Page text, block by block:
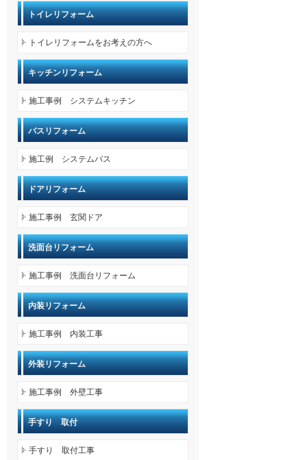
トイレリフォーム
トイレリフォームをお考えの方へ
キッチンリフォーム
施工事例 システムキッチン
バスリフォーム
施工例 システムバス
ドアリフォーム
施工事例 玄関ドア
洗面台リフォーム
施工事例 洗面台リフォーム
内装リフォーム
施工事例 内装工事
外装リフォーム
施工事例 外壁工事
手すり 取付
手すり 取付工事